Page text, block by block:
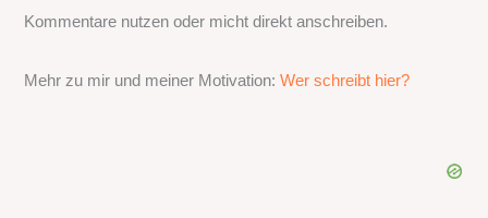
Kommentare nutzen oder micht direkt anschreiben.
Mehr zu mir und meiner Motivation:Wer schreibt hier?